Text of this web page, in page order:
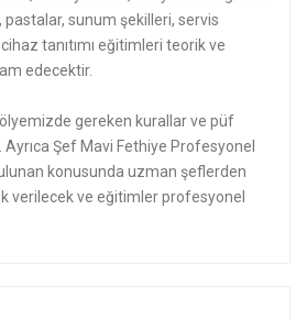
pastalar, sunum şekilleri, servis
cihaz tanıtımı eğitimleri teorik ve
edecektir.
gereken kurallar ve püf
Şef Mavi Fethiye Profesyonel
konusunda uzman şeflerden
verilecek ve eğitimler profesyonel